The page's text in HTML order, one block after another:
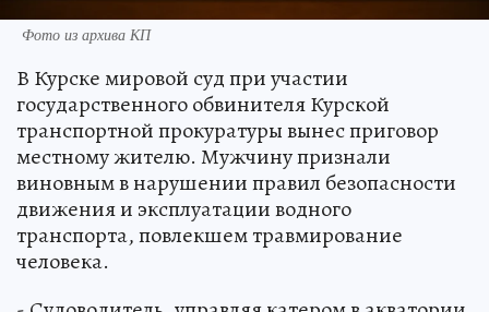
Фото из архива КП
В Курске мировой суд при участии
государственного обвинителя Курской
транспортной прокуратуры вынес приговор
местному жителю. Мужчину признали
виновным в нарушении правил безопасности
движения и эксплуатации водного
транспорта, повлекшем травмирование
человека.